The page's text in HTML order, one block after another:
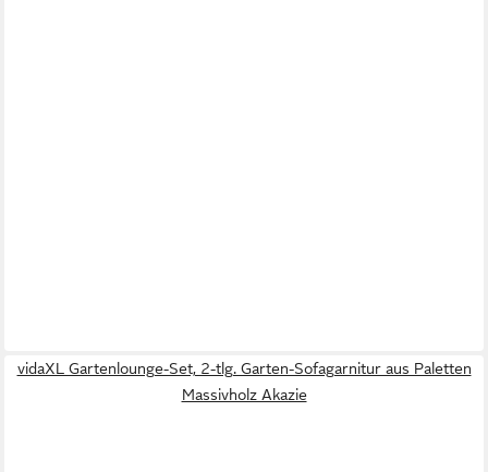
vidaXL Gartenlounge-Set, 2-tlg. Garten-Sofagarnitur aus Paletten
Massivholz Akazie